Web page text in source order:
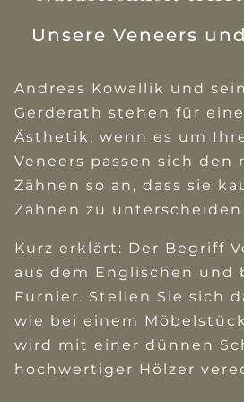
Unsere Veneers
Andreas Kowallik und
Gerderath stehen für
Ästhetik, wenn es um
Veneers passen sich den
Zähnen so an, dass sie
Zähnen zu unterscheiden
Kurz erklärt: Der Begriff
aus dem Englischen und
Furnier. Stellen Sie sich
wie bei einem
wird mit einer dünnen
hochwertiger Hölzer